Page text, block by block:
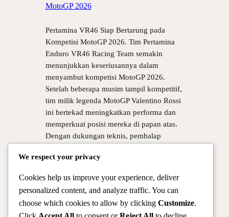
MotoGP 2026
Pertamina VR46 Siap Bertarung pada
Kompetisi MotoGP 2026. Tim Pertamina
Enduro VR46 Racing Team semakin
menunjukkan keseriusannya dalam
menyambut kompetisi MotoGP 2026.
Setelah beberapa musim tampil kompetitif,
tim milik legenda MotoGP Valentino Rossi
ini bertekad meningkatkan performa dan
memperkuat posisi mereka di papan atas.
Dengan dukungan teknis, pembalap
VR46 siap…
1 2 Laman Berikutnya
We respect your privacy
Cookies help us improve your experience, deliver
personalized content, and analyze traffic. You can
choose which cookies to allow by clicking Customize.